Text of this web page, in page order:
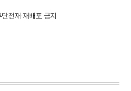
전재·재배포 금지